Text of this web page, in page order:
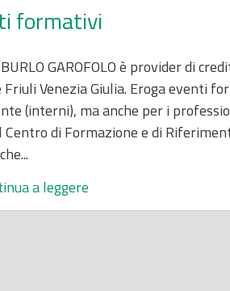
formativi
BURLO GAROFOLO è provider di
Friuli Venezia Giulia. Eroga eventi
(interni), ma anche per i
Centro di Formazione e di
a leggere